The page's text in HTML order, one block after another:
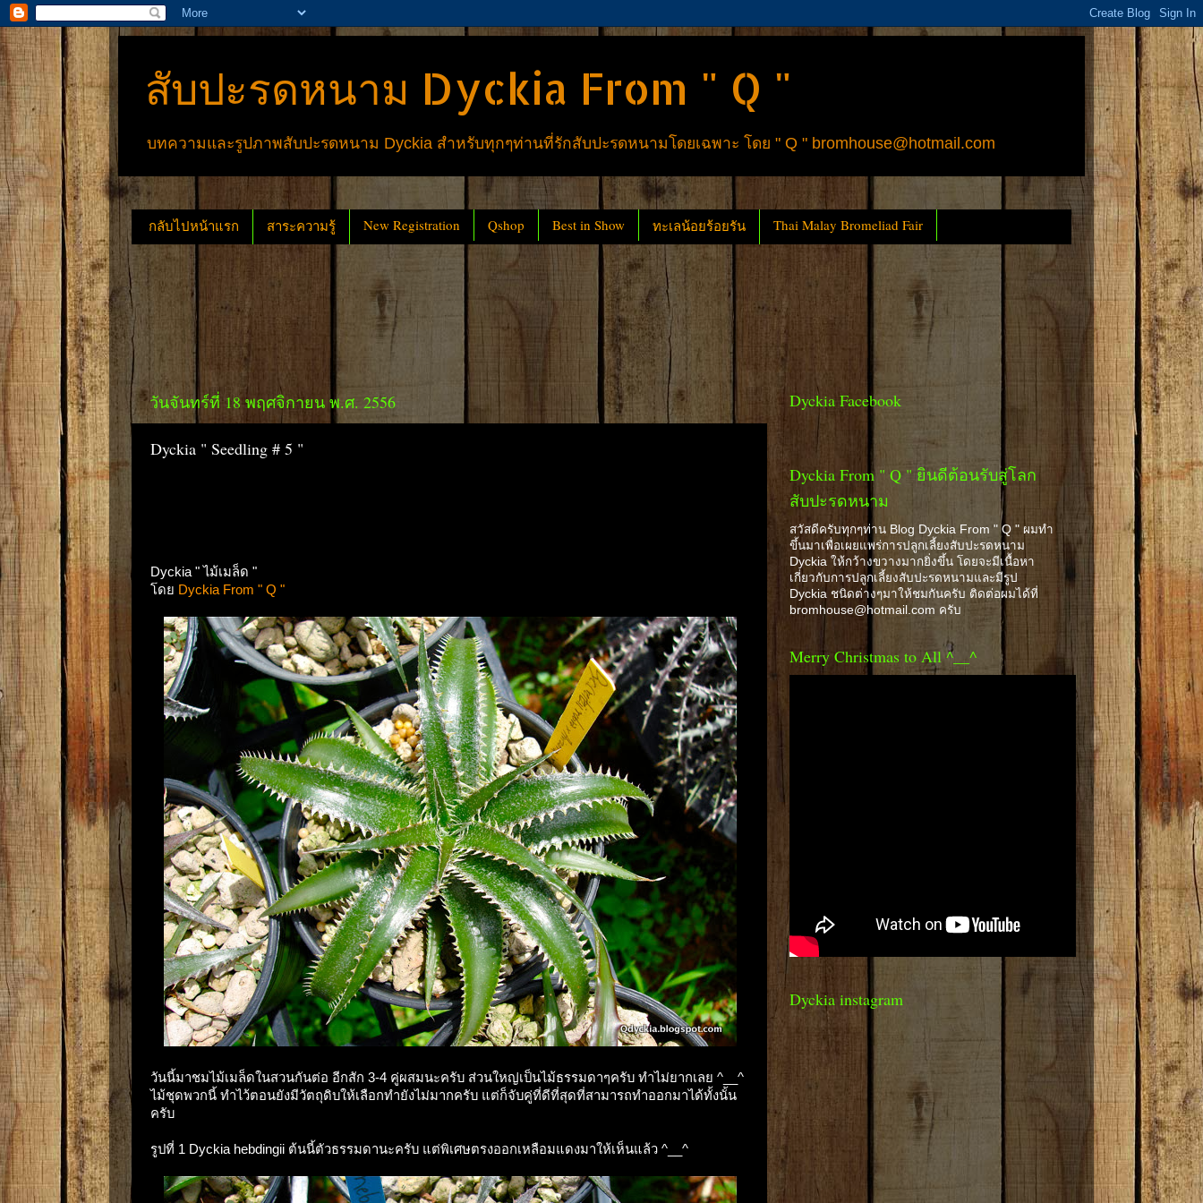
สับปะรดหนาม Dyckia From " Q "
บทความและรูปภาพสับปะรดหนาม Dyckia สำหรับทุกๆท่านที่รักสับปะรดหนามโดยเฉพาะ โดย " Q " bromhouse@hotmail.com
กลับไปหน้าแรก สาระความรู้ New Registration Qshop Best in Show ทะเลน้อยร้อยรัน Thai Malay Bromeliad Fair
วันจันทร์ที่ 18 พฤศจิกายน พ.ศ. 2556
Dyckia " Seedling # 5 "
Dyckia " ไม้เมล็ด "
โดย Dyckia From " Q "
วันนี้มาชมไม้เมล็ดในสวนกันต่อ อีกสัก 3-4 คู่ผสมนะครับ ส่วนใหญ่เป็นไม้ธรรมดาๆครับ ทำไม่ยากเลย ^__^
ไม้ชุดพวกนี้ ทำไว้ตอนยังมีวัตถุดิบให้เลือกทำยังไม่มากครับ แต่ก็จับคู่ที่ดีที่สุดที่สามารถทำออกมาได้ทั้งนั้น
ครับ
รูปที่ 1 Dyckia hebdingii ต้นนี้ตัวธรรมดานะครับ แต่พิเศษตรงออกเหลือมแดงมาให้เห็นแล้ว ^__^
Dyckia Facebook
Dyckia From " Q " ยินดีต้อนรับสู่โลก
สับปะรดหนาม
สวัสดีครับทุกๆท่าน Blog Dyckia From " Q " ผมทำ
ขึ้นมาเพื่อเผยแพร่การปลูกเลี้ยงสับปะรดหนาม
Dyckia ให้กว้างขวางมากยิ่งขึ้น โดยจะมีเนื้อหา
เกี่ยวกับการปลูกเลี้ยงสับปะรดหนามและมีรูป
Dyckia ชนิดต่างๆมาให้ชมกันครับ ติดต่อผมได้ที่
bromhouse@hotmail.com ครับ
Merry Christmas to All ^__^
Dyckia instagram